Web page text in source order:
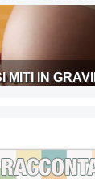
MITI IN